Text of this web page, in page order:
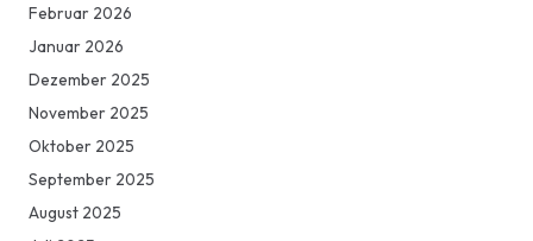
Februar 2026
Januar 2026
Dezember 2025
November 2025
Oktober 2025
September 2025
August 2025